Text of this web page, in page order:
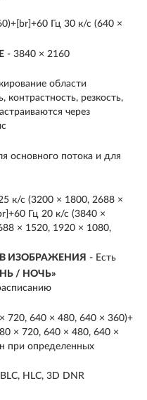
Гц 30 к/с (640 ×
- 3840 × 2160
области
контрастность, резкость,
через
основного потока и для
к/с (3200 × 1800, 2688 ×
Гц 20 к/с (3840 ×
× 1520, 1920 × 1080,
ИЗОБРАЖЕНИЯ - Есть
/ НОЧЬ»
720, 640 × 480, 640 × 360)+
× 720, 640 × 480, 640 ×
при определенных
HLC, 3D DNR